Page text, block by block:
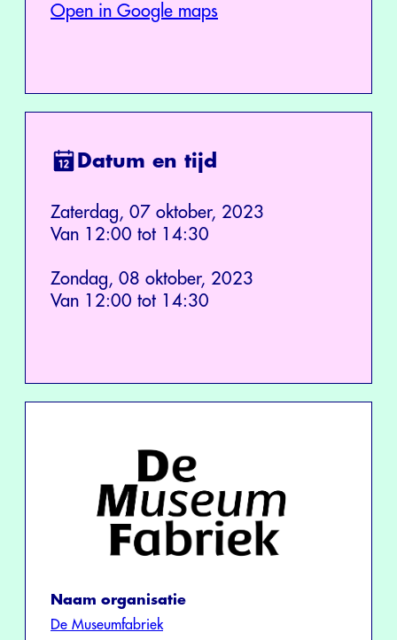
Open in Google maps
Datum en tijd
Zaterdag, 07 oktober, 2023
Van 12:00 tot 14:30
Zondag, 08 oktober, 2023
Van 12:00 tot 14:30
Naam organisatie
De Museumfabriek